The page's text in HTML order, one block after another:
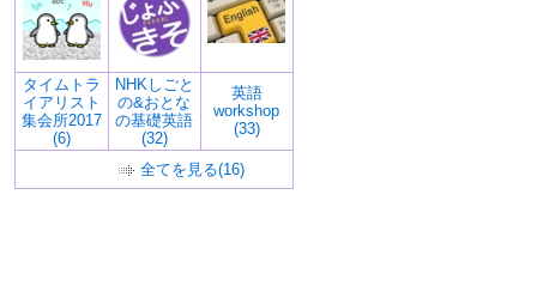
タイムトラ
イアリスト
集会所2017
(6)
NHKしごと
の&おとな
の基礎英語
(32)
英語
workshop
(33)
全てを見る(16)